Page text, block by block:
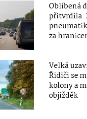
Oblíbená
přitvrdila.
za
Velká
Řidiči se
kolony a
objížděk